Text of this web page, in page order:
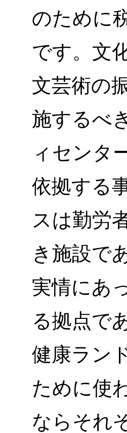
のために
です。文
文芸術の
施するべ
ィセンタ
依拠する
スは勤労
き施設で
実情にあ
る拠点で
健康ラン
ために使
ならそれ